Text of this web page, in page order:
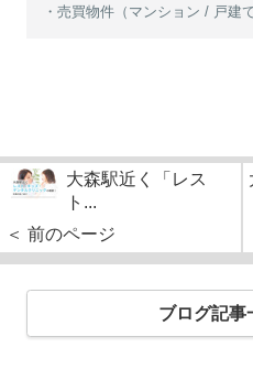
・売買物件（マンション / 戸建
大森駅近く「レス
ト...
＜ 前のページ
ブログ記事